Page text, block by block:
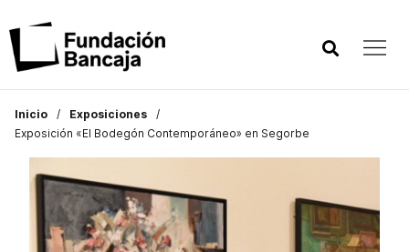
Inicio
Exposiciones
Exposición «El Bodegón Contemporáneo» en Segorbe